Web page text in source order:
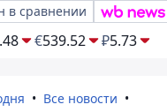
в сравнении
€539.52 ₽5.73
Все новости